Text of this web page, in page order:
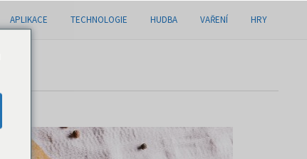
APLIKACE TECHNOLOGIE HUDBA VAŘENÍ HRY